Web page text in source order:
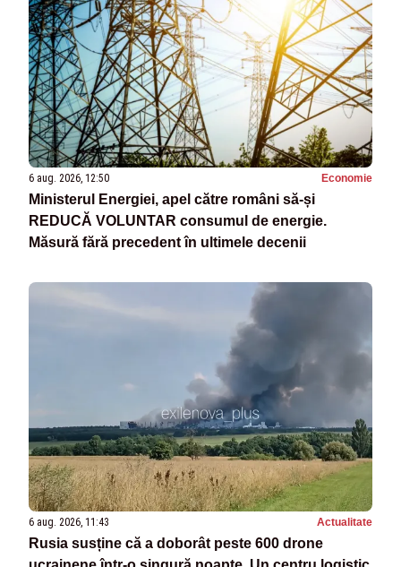
6 aug. 2026, 12:50 Economie
Ministerul Energiei, apel către români să-și
REDUCĂ VOLUNTAR consumul de energie.
Măsură fără precedent în ultimele decenii
6 aug. 2026, 11:43 Actualitate
Rusia susține că a doborât peste 600 drone